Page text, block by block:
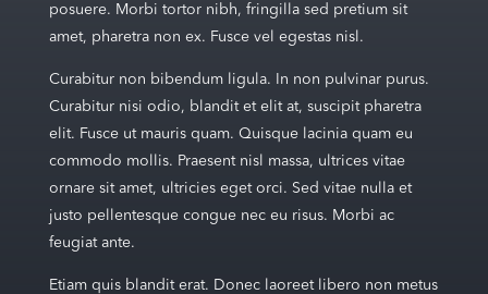
posuere. Morbi tortor nibh, fringilla sed pretium sit
amet, pharetra non ex. Fusce vel egestas nisl.
Curabitur non bibendum ligula. In non pulvinar purus.
Curabitur nisi odio, blandit et elit at, suscipit pharetra
elit. Fusce ut mauris quam. Quisque lacinia quam eu
commodo mollis. Praesent nisl massa, ultrices vitae
ornare sit amet, ultricies eget orci. Sed vitae nulla et
justo pellentesque congue nec eu risus. Morbi ac
feugiat ante.
Etiam quis blandit erat. Donec laoreet libero non metus